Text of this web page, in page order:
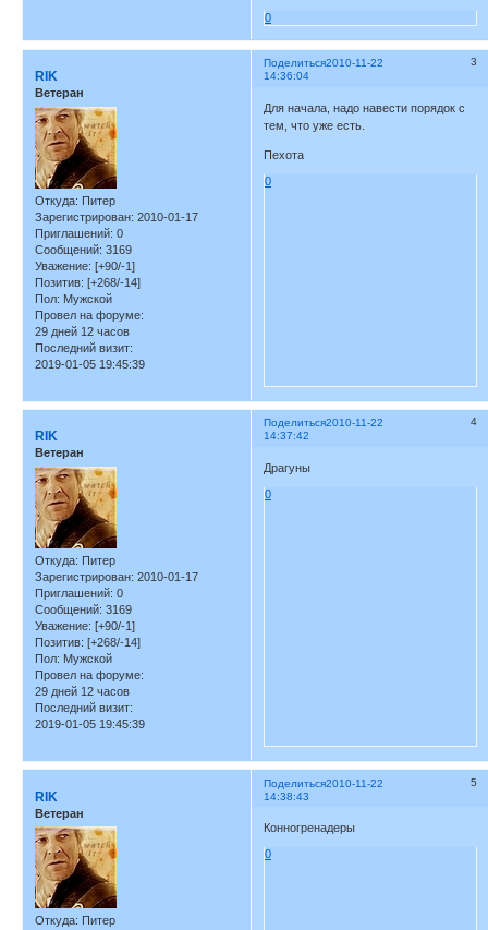
0
Поделиться 3
2010-11-22
14:36:04
RIK
Ветеран
Откуда: Питер
Зарегистрирован: 2010-01-17
Приглашений: 0
Сообщений: 3169
Уважение: [+90/-1]
Позитив: [+268/-14]
Пол: Мужской
Провел на форуме:
29 дней 12 часов
Последний визит:
2019-01-05 19:45:39
Для начала, надо навести порядок с
тем, что уже есть.
Пехота
0
Поделиться 4
2010-11-22
14:37:42
RIK
Ветеран
Откуда: Питер
Зарегистрирован: 2010-01-17
Приглашений: 0
Сообщений: 3169
Уважение: [+90/-1]
Позитив: [+268/-14]
Пол: Мужской
Провел на форуме:
29 дней 12 часов
Последний визит:
2019-01-05 19:45:39
Драгуны
0
Поделиться 5
2010-11-22
14:38:43
RIK
Ветеран
Откуда: Питер
Конногренадеры
0